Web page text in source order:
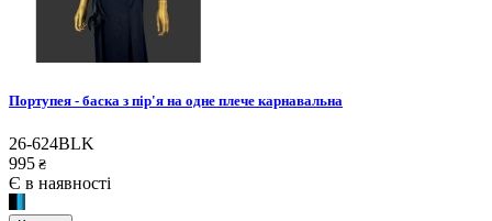
Портупея - баска з пір'я на одне плече карнавальна
26-624BLK
995 ₴
Є в наявності